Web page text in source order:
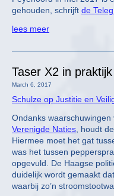
gehouden, schrijft de
lees meer
Taser X2 in
March 6, 2017
Schulze op Justitie en
Ondanks waarschuwingen
Verenigde Naties , houdt
Hiermee moet het gat
was het tussen
opgevuld. De Haagse
duidelijk wordt gemaakt
waarbij zo’n